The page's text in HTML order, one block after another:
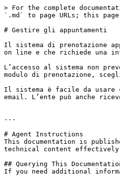
> For the complete
`.md` to page URLs; this
# Gestire gli appuntamenti
Il sistema di prenotazione
on line e che richiede una
L’accesso al sistema non
modulo di prenotazione,
Il sistema è facile da usare
email. L’ente può anche
---
# Agent Instructions
This documentation is
technical content
## Querying This
If you need additional